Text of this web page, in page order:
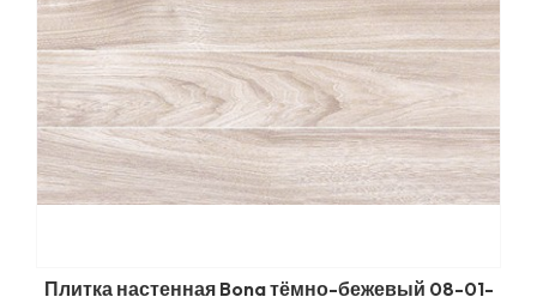
Плитка настенная Bona тёмно-бежевый 08-01-